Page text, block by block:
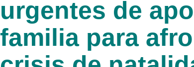
urgentes de
familia para